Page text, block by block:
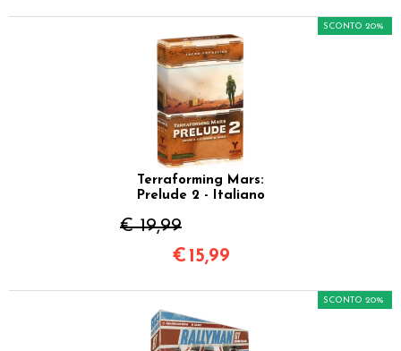
Terraforming Mars:
Prelude 2 - Italiano
€ 19,99
SCONTO 20%
€ 15,99
SCONTO 20%